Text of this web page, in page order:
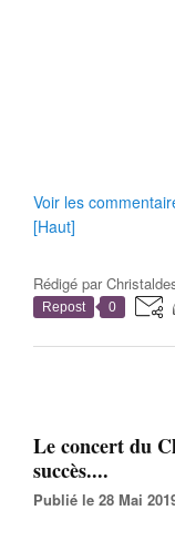
Voir les
[Haut]
Rédigé par
Repost 0
Le concert du
succès....
Publié le 28 Mai